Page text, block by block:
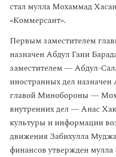
стал мулла Мохаммад
«Коммерсант».
Первым заместителем
назначен Абдул Гани
заместителем — Абдул-
иностранных дел
главой Минобороны —
внутренних дел — Анас
культуры и информации
движения Забихулла
финансов утвержден